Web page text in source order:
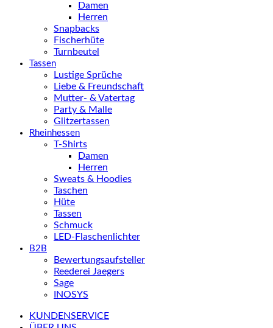
Damen
Herren
Snapbacks
Fischerhüte
Turnbeutel
Tassen
Lustige Sprüche
Liebe & Freundschaft
Mutter- & Vatertag
Party & Malle
Glitzertassen
Rheinhessen
T-Shirts
Damen
Herren
Sweats & Hoodies
Taschen
Hüte
Tassen
Schmuck
LED-Flaschenlichter
B2B
Bewertungsaufsteller
Reederei Jaegers
Sage
INOSYS
KUNDENSERVICE